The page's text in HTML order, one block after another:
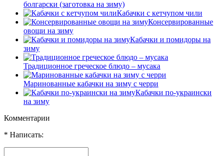
болгарски (заготовка на зиму)
Кабачки с кетчупом чили
Консервированные
овощи на зиму
Кабачки и помидоры на
зиму
Традиционное греческое блюдо – мусака
Маринованные кабачки на зиму с черри
Кабачки по-украински
на зиму
Комментарии
* Написать: